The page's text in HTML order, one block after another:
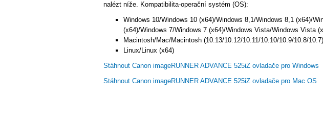
nalézt níže. Kompatibilita-operační systém (OS):
Windows 10/Windows 10 (x64)/Windows 8,1/Windows 8,1 (x64)/
(x64)/Windows 7/Windows 7 (x64)/Windows Vista/Windows Vista
Macintosh/Mac/Macintosh (10.13/10.12/10.11/10.10/10.9/10.8/10.7)
Linux/Linux (x64)
Stáhnout Canon imageRUNNER ADVANCE 525iZ ovladače pro Windows
Stáhnout Canon imageRUNNER ADVANCE 525iZ ovladače pro Mac OS